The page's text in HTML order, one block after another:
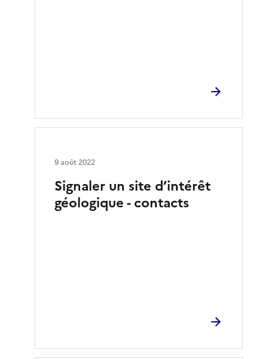
Signaler un site d’intérêt
géologique - contacts
9 août 2022